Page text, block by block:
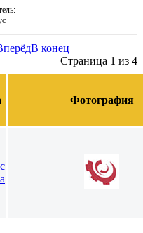
В конец
Страница 1 из 4
Фотография